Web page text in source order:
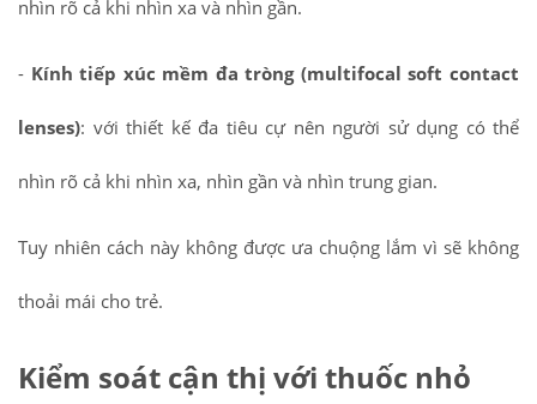
nhìn rõ cả khi nhìn xa và nhìn gần.
- Kính tiếp xúc mềm đa tròng (multifocal soft contact
lenses): với thiết kế đa tiêu cự nên người sử dụng có thể
nhìn rõ cả khi nhìn xa, nhìn gần và nhìn trung gian.
Tuy nhiên cách này không được ưa chuộng lắm vì sẽ không
thoải mái cho trẻ.
Kiểm soát cận thị với thuốc nhỏ